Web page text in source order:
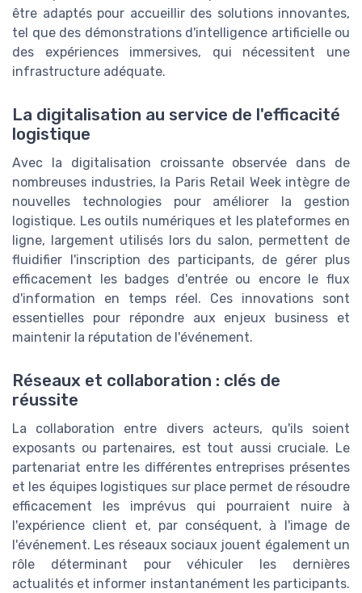
être adaptés pour accueillir des solutions innovantes,
tel que des démonstrations d'intelligence artificielle ou
des expériences immersives, qui nécessitent une
infrastructure adéquate.
La digitalisation au service de l'efficacité
logistique
Avec la digitalisation croissante observée dans de
nombreuses industries, la Paris Retail Week intègre de
nouvelles technologies pour améliorer la gestion
logistique. Les outils numériques et les plateformes en
ligne, largement utilisés lors du salon, permettent de
fluidifier l'inscription des participants, de gérer plus
efficacement les badges d'entrée ou encore le flux
d'information en temps réel. Ces innovations sont
essentielles pour répondre aux enjeux business et
maintenir la réputation de l'événement.
Réseaux et collaboration : clés de
réussite
La collaboration entre divers acteurs, qu'ils soient
exposants ou partenaires, est tout aussi cruciale. Le
partenariat entre les différentes entreprises présentes
et les équipes logistiques sur place permet de résoudre
efficacement les imprévus qui pourraient nuire à
l'expérience client et, par conséquent, à l'image de
l'événement. Les réseaux sociaux jouent également un
rôle déterminant pour véhiculer les dernières
actualités et informer instantanément les participants.